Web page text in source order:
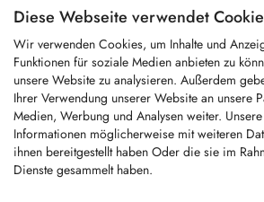
Diese Webseite verwendet
Wir verwenden Cookies, um Inhalte und
Funktionen für soziale Medien anbieten zu
unsere Website zu analysieren. Außerdem
Ihrer Verwendung unserer Website an unsere
Medien, Werbung und Analysen weiter.
Informationen möglicherweise mit weiteren
ihnen bereitgestellt haben Oder die sie im
Dienste gesammelt haben.
Universell
geeignet für Starchl
KFM037